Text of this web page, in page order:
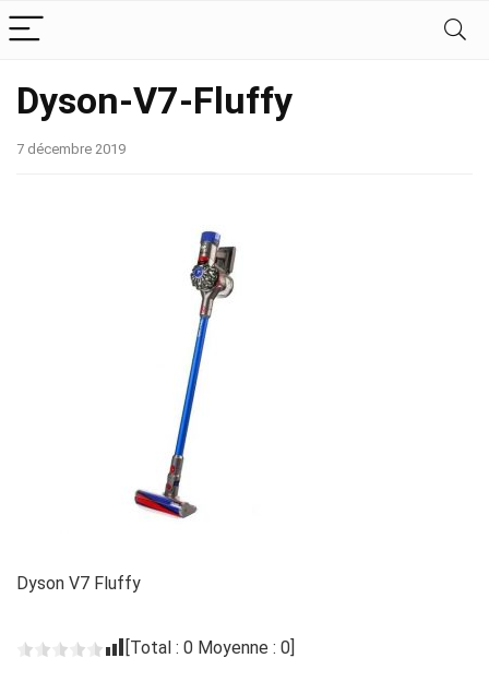
Dyson-V7-Fluffy
7 décembre 2019
Dyson V7 Fluffy
[Total : 0 Moyenne : 0]